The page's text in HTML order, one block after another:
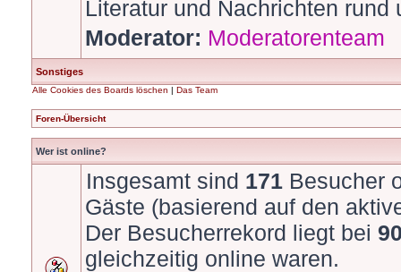
Literatur und Nachrichten rund
Moderator: Moderatorenteam
Sonstiges
Alle Cookies des Boards löschen | Das Team
Foren-Übersicht
Wer ist online?
Insgesamt sind 171 Besucher
Gäste (basierend auf den
Der Besucherrekord liegt bei
gleichzeitig online waren.